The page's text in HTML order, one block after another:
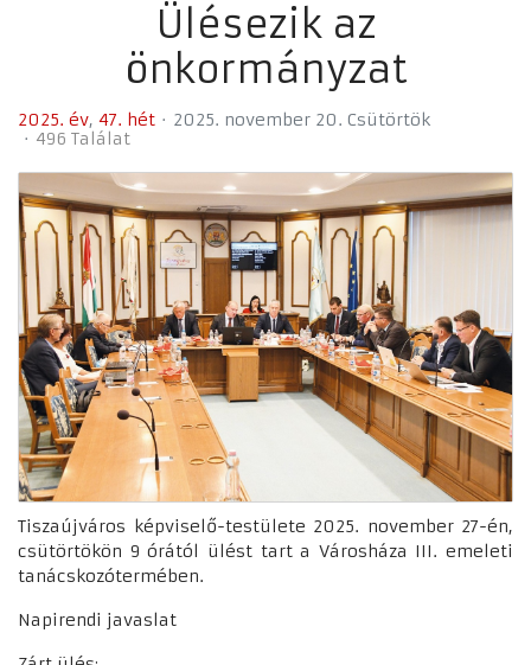
Ülésezik az
önkormányzat
2025. év 47. hét
2025. november 20. Csütörtök
496 Találat
Tiszaújváros képviselő-testülete 2025. november 27-én,
csütörtökön 9 órától ülést tart a Városháza III. emeleti
tanácskozótermében.
Napirendi javaslat